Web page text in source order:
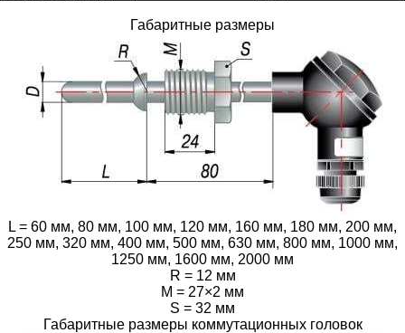
Габаритные размеры
L = 60 мм, 80 мм, 100 мм, 120 мм, 160 мм, 180 мм, 200 мм,
250 мм, 320 мм, 400 мм, 500 мм, 630 мм, 800 мм, 1000 мм,
1250 мм, 1600 мм, 2000 мм
R = 12 мм
M = 27×2 мм
S = 32 мм
Габаритные размеры коммутационных головок